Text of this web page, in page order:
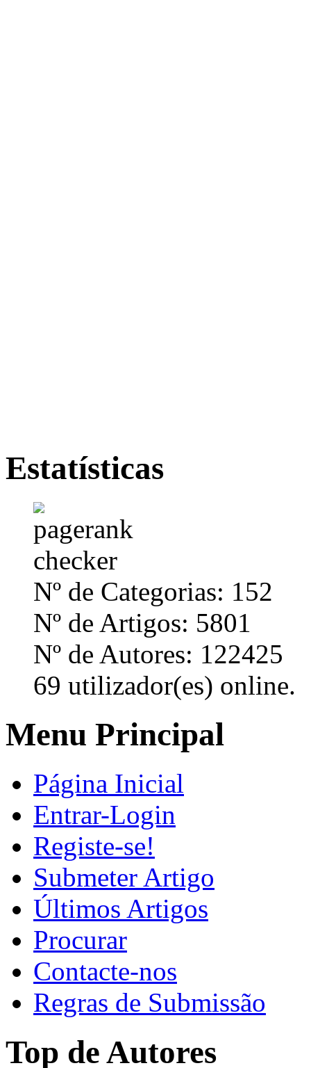
Estatísticas
Nº de Categorias: 152
Nº de Artigos: 5801
Nº de Autores: 122425
69 utilizador(es) online.
Menu Principal
Página Inicial
Entrar-Login
Registe-se!
Submeter Artigo
Últimos Artigos
Procurar
Contacte-nos
Regras de Submissão
Top de Autores